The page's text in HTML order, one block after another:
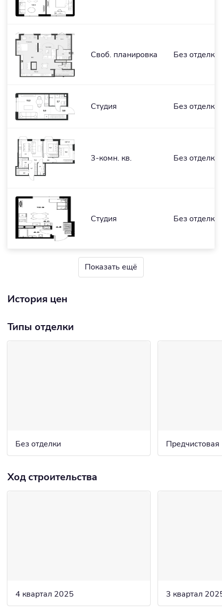
Cвоб. планировка Без отделки
Студия Без отделки
3-комн. кв. Без отделки
Студия Без отделки
Показать ещё
История цен
Типы отделки
Без отделки Предчистовая
Ход строительства
4 квартал 2025 3 квартал